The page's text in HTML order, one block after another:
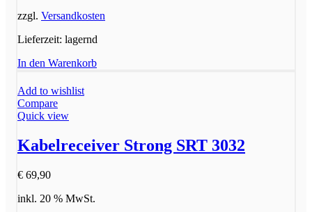
zzgl. Versandkosten
Lieferzeit: lagernd
In den Warenkorb
Add to wishlist
Compare
Quick view
Kabelreceiver Strong SRT 3032
€ 69,90
inkl. 20 % MwSt.